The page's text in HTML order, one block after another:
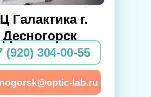
Галактика г.
Десногорск
(920) 304-00-55
lab.ru